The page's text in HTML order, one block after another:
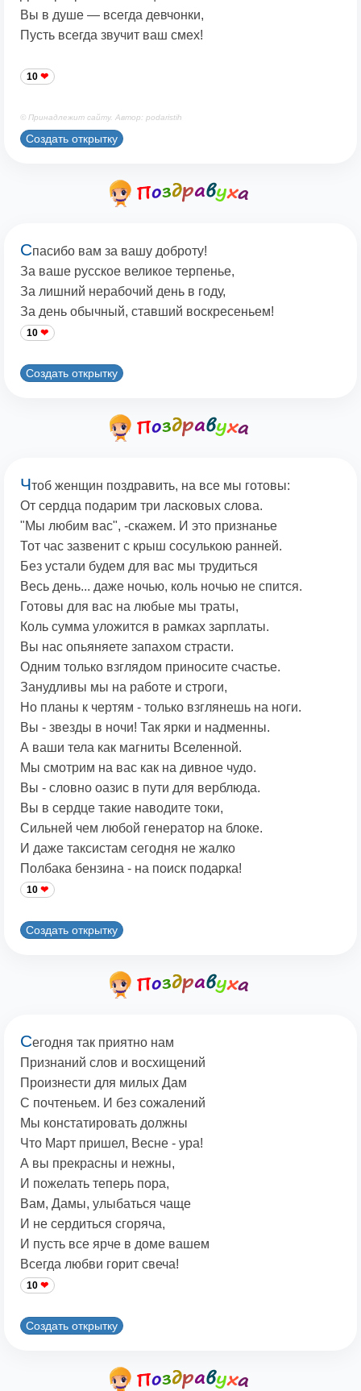
Вы в душе — всегда девчонки,
Пусть всегда звучит ваш смех!
10
© Принадлежит сайту. Автор: podaristih
Создать открытку
Спасибо вам за вашу доброту!
За ваше русское великое терпенье,
За лишний нерабочий день в году,
За день обычный, ставший воскресеньем!
10
Создать открытку
Чтоб женщин поздравить, на все мы готовы:
От сердца подарим три ласковых слова.
"Мы любим вас", -скажем. И это признанье
Тот час зазвенит с крыш сосулькою ранней.
Без устали будем для вас мы трудиться
Весь день... даже ночью, коль ночью не спится.
Готовы для вас на любые мы траты,
Коль сумма уложится в рамках зарплаты.
Вы нас опьяняете запахом страсти.
Одним только взглядом приносите счастье.
Занудливы мы на работе и строги,
Но планы к чертям - только взглянешь на ноги.
Вы - звезды в ночи! Так ярки и надменны.
А ваши тела как магниты Вселенной.
Мы смотрим на вас как на дивное чудо.
Вы - словно оазис в пути для верблюда.
Вы в сердце такие наводите токи,
Сильней чем любой генератор на блоке.
И даже таксистам сегодня не жалко
Полбака бензина - на поиск подарка!
10
Создать открытку
Сегодня так приятно нам
Признаний слов и восхищений
Произнести для милых Дам
С почтеньем. И без сожалений
Мы констатировать должны
Что Март пришел, Весне - ура!
А вы прекрасны и нежны,
И пожелать теперь пора,
Вам, Дамы, улыбаться чаще
И не сердиться сгоряча,
И пусть все ярче в доме вашем
Всегда любви горит свеча!
10
Создать открытку